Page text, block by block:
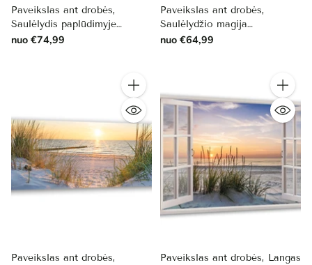
Paveikslas ant drobės,
Saulėlydis paplūdimyje
vasaros vakarą
nuo €74,99
Paveikslas ant drobės,
Saulėlydžio magija
paplūdimyje
nuo €64,99
Kiekis
Paveikslas ant drobės,
Kiekis
Paveikslas ant drobės, Langas